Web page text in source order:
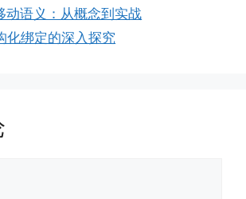
动语义：从概念到实战
化绑定的深入探究